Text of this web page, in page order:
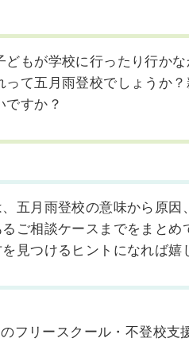
どもが学校に行ったり行か
って五月雨登校でしょうか
ですか？
五月雨登校の意味から原因
ご相談ケースまでをまとめ
見つけるヒントになれば嬉
フリースクール・不登校支